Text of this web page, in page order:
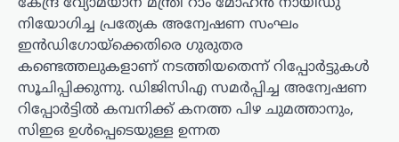
നിയോഗിച്ച പ്രത്യേക അന്വേഷണ സംഘം
ഇൻഡിഗോയ്ക്കെതിരെ ഗുരുതര
കണ്ടെത്തലുകളാണ് നടത്തിയതെന്ന് റിപ്പോർട്ടുകൾ
സൂചിപ്പിക്കുന്നു. ഡിജിസിഎ സമർപ്പിച്ച അന്വേഷണ
റിപ്പോർട്ടിൽ കമ്പനിക്ക് കനത്ത പിഴ ചുമത്താനും,
സിഇഒ ഉൾപ്പെടെയുള്ള ഉന്നത